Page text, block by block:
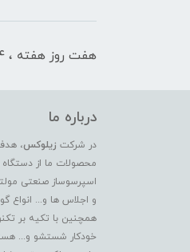
هفت روز هفته ، ۲۴ ساعت شبانه‌روز پاسخگوی شما هستیم
درباره ما
در شرکت زیلوکس،
محصولات ما از دستگاه
اسپرسوساز صنعتی
و اجلاس ها و... انواع
همچنین با تکیه بر
خودکار شستشو و...